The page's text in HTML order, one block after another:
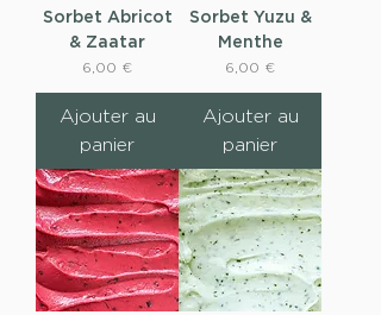
Sorbet Abricot
& Zaatar
Prix
6,00 €
Ajouter au
panier
Sorbet Yuzu &
Menthe
Prix
6,00 €
Ajouter au
panier